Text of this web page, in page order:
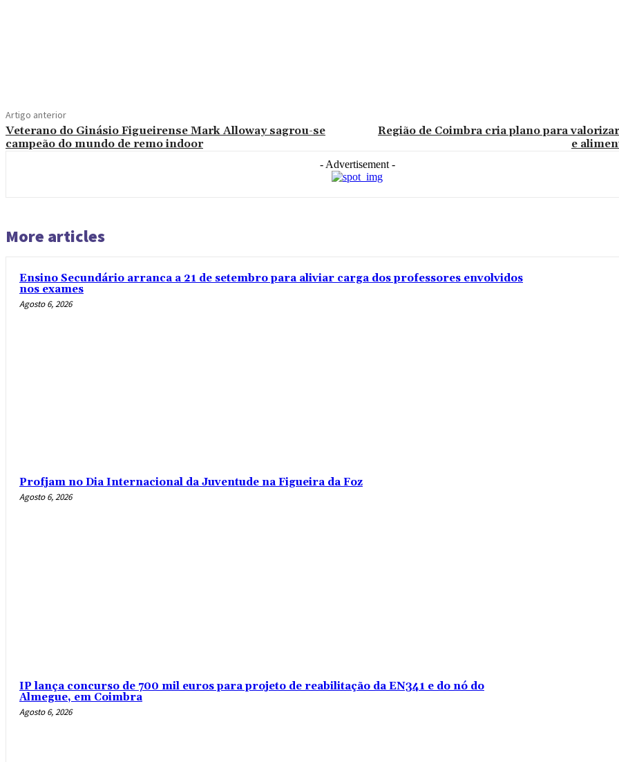
Artigo anterior
Veterano do Ginásio Figueirense Mark Alloway sagrou-se
campeão do mundo de remo indoor
Região de Coimbra cria plano para
e
- Advertisement -
More articles
Ensino Secundário arranca a 21 de setembro para aliviar carga dos professores envolvidos
nos exames
Agosto 6, 2026
Profjam no Dia Internacional da Juventude na Figueira da Foz
Agosto 6, 2026
IP lança concurso de 700 mil euros para projeto de reabilitação da EN341 e do nó do
Almegue, em Coimbra
Agosto 6, 2026